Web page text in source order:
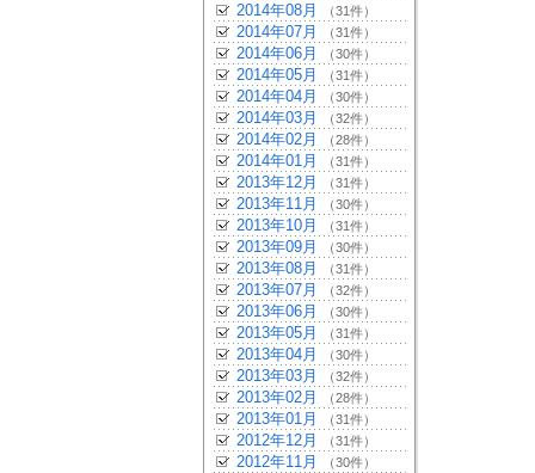
2014年08月 （31件）
2014年07月 （31件）
2014年06月 （30件）
2014年05月 （31件）
2014年04月 （30件）
2014年03月 （32件）
2014年02月 （28件）
2014年01月 （31件）
2013年12月 （31件）
2013年11月 （30件）
2013年10月 （31件）
2013年09月 （30件）
2013年08月 （31件）
2013年07月 （32件）
2013年06月 （30件）
2013年05月 （31件）
2013年04月 （30件）
2013年03月 （32件）
2013年02月 （28件）
2013年01月 （31件）
2012年12月 （31件）
2012年11月 （30件）